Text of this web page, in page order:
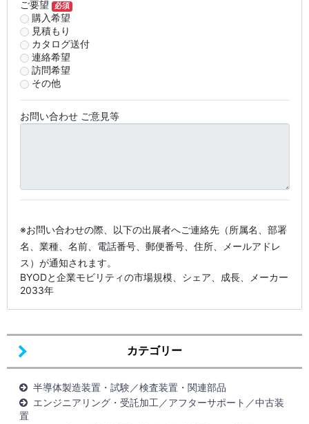
カテゴリー
半導体製造装置・試験／検査装置・関連部品
エンジニアリング・受託加工／アフターサポート／中古装
置
ご要望 必須
購入希望
見積もり
カタログ送付
連絡希望
訪問希望
その他
お問い合わせ ご意見等
※お問い合わせの際、以下の出展者へご連絡先（所属名、部署
名、業種、名前、電話番号、郵便番号、住所、メールアドレ
ス）が通知されます。
BYODと企業モビリティの市場規模、シェア、成長、メーカー
2033年